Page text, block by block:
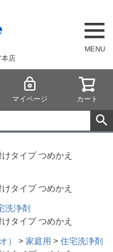
MENU
店
マイページ カート
タイプ つめかえ
タイプ つめかえ
洗浄剤
タイプ つめかえ
） 家庭用
住宅洗浄剤